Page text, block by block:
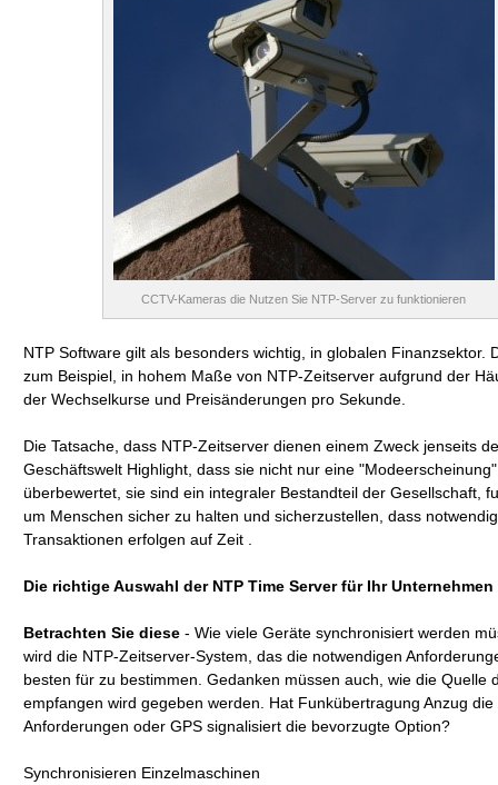
CCTV-Kameras die Nutzen Sie NTP-Server zu funktionieren
NTP Software gilt als besonders wichtig, in globalen Finanzsektor.
zum Beispiel, in hohem Maße von NTP-Zeitserver aufgrund der
der Wechselkurse und Preisänderungen pro Sekunde.
Die Tatsache, dass NTP-Zeitserver dienen einem Zweck jenseits
Geschäftswelt Highlight, dass sie nicht nur eine
überbewertet, sie sind ein integraler Bestandteil der Gesellschaft,
um Menschen sicher zu halten und sicherzustellen, dass
Transaktionen erfolgen auf Zeit .
Die richtige Auswahl der NTP Time Server für Ihr Unternehmen
Betrachten Sie diese - Wie viele Geräte synchronisiert werden
wird die NTP-Zeitserver-System, das die notwendigen
besten für zu bestimmen. Gedanken müssen auch, wie die Quelle
empfangen wird gegeben werden. Hat Funkübertragung Anzug die
Anforderungen oder GPS signalisiert die bevorzugte Option?
Synchronisieren Einzelmaschinen